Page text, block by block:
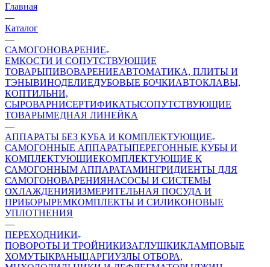
Главная
—
Каталог
—
САМОГОНОВАРЕНИЕ
ЕМКОСТИ И СОПУТСТВУЮЩИЕ
ТОВАРЫПИВОВАРЕНИЕАВТОМАТИКА, ПЛИТЫ И
ТЭНЫВИНОДЕЛИЕДУБОВЫЕ БОЧКИАВТОКЛАВЫ,
КОПТИЛЬНИ,
СЫРОВАРНИСЕРТИФИКАТЫСОПУТСТВУЮЩИЕ
ТОВАРЫМЕДНАЯ ЛИНЕЙКА
—
АППАРАТЫ БЕЗ КУБА И КОМПЛЕКТУЮЩИЕ
САМОГОННЫЕ АППАРАТЫПЕРЕГОННЫЕ КУБЫ И
КОМПЛЕКТУЮЩИЕКОМПЛЕКТУЮЩИЕ К
САМОГОННЫМ АППАРАТАМИНГРИДИЕНТЫ ДЛЯ
САМОГОНОВАРЕНИЯНАСОСЫ И СИСТЕМЫ
ОХЛАЖДЕНИЯИЗМЕРИТЕЛЬНАЯ ПОСУДА И
ПРИБОРЫРЕМКОМПЛЕКТЫ И СИЛИКОНОВЫЕ
УПЛОТНЕНИЯ
—
ПЕРЕХОДНИКИ
ПОВОРОТЫ И ТРОЙНИКИЗАГЛУШКИКЛАМПОВЫЕ
ХОМУТЫКРАНЫЦАРГИУЗЛЫ ОТБОРА,